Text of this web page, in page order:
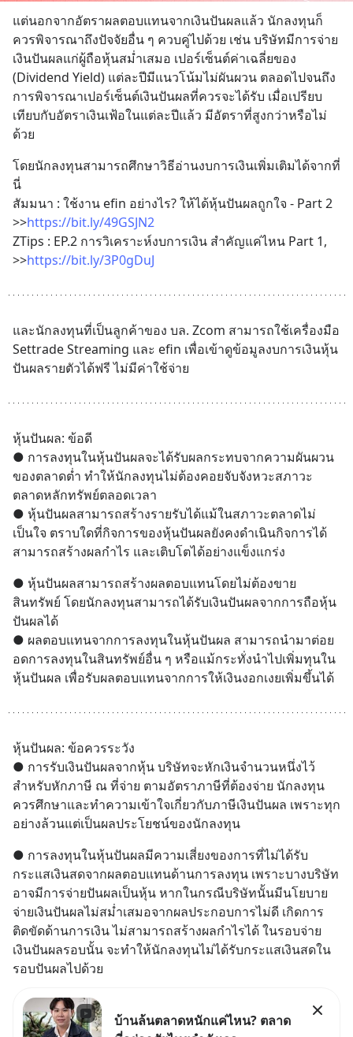
แต่นอกจากอัตราผลตอบแทนจากเงินปันผลแล้ว นักลงทุนก็
ควรพิจารณาถึงปัจจัยอื่น ๆ ควบคู่ไปด้วย เช่น บริษัทมีการจ่าย
เงินปันผลแก่ผู้ถือหุ้นสม่ำเสมอ เปอร์เซ็นต์ค่าเฉลี่ยของ
(Dividend Yield) แต่ละปีมีแนวโน้มไม่ผันผวน ตลอดไปจนถึง
การพิจารณาเปอร์เซ็นต์เงินปันผลที่ควรจะได้รับ เมื่อเปรียบ
เทียบกับอัตราเงินเฟ้อในแต่ละปีแล้ว มีอัตราที่สูงกว่าหรือไม่
ด้วย
โดยนักลงทุนสามารถศึกษาวิธีอ่านงบการเงินเพิ่มเติมได้จากที่
นี่
สัมมนา : ใช้งาน efin อย่างไร? ให้ได้หุ้นปันผลถูกใจ - Part 2
>>https://bit.ly/49GSJN2
ZTips : EP.2 การวิเคราะห์งบการเงิน สำคัญแค่ไหน Part 1,
>>https://bit.ly/3P0gDuJ
และนักลงทุนที่เป็นลูกค้าของ บล. Zcom สามารถใช้เครื่องมือ
Settrade Streaming และ efin เพื่อเข้าดูข้อมูลงบการเงินหุ้น
ปันผลรายตัวได้ฟรี ไม่มีค่าใช้จ่าย
หุ้นปันผล: ข้อดี
● การลงทุนในหุ้นปันผลจะได้รับผลกระทบจากความผันผวน
ของตลาดต่ำ ทำให้นักลงทุนไม่ต้องคอยจับจังหวะสภาวะ
ตลาดหลักทรัพย์ตลอดเวลา
● หุ้นปันผลสามารถสร้างรายรับได้แม้ในสภาวะตลาดไม่
เป็นใจ ตราบใดที่กิจการของหุ้นปันผลยังคงดำเนินกิจการได้
สามารถสร้างผลกำไร และเติบโตได้อย่างแข็งแกร่ง
● หุ้นปันผลสามารถสร้างผลตอบแทนโดยไม่ต้องขาย
สินทรัพย์ โดยนักลงทุนสามารถได้รับเงินปันผลจากการถือหุ้น
ปันผลได้
● ผลตอบแทนจากการลงทุนในหุ้นปันผล สามารถนำมาต่อย
อดการลงทุนในสินทรัพย์อื่น ๆ หรือแม้กระทั่งนำไปเพิ่มทุนใน
หุ้นปันผล เพื่อรับผลตอบแทนจากการให้เงินงอกเงยเพิ่มขึ้นได้
หุ้นปันผล: ข้อควรระวัง
● การรับเงินปันผลจากหุ้น บริษัทจะหักเงินจำนวนหนึ่งไว้
สำหรับหักภาษี ณ ที่จ่าย ตามอัตราภาษีที่ต้องจ่าย นักลงทุน
ควรศึกษาและทำความเข้าใจเกี่ยวกับภาษีเงินปันผล เพราะทุก
อย่างล้วนแต่เป็นผลประโยชน์ของนักลงทุน
● การลงทุนในหุ้นปันผลมีความเสี่ยงของการที่ไม่ได้รับ
กระแสเงินสดจากผลตอบแทนด้านการลงทุน เพราะบางบริษัท
อาจมีการจ่ายปันผลเป็นหุ้น หากในกรณีบริษัทนั้นมีนโยบาย
จ่ายเงินปันผลไม่สม่ำเสมอจากผลประกอบการไม่ดี เกิดการ
ติดขัดด้านการเงิน ไม่สามารถสร้างผลกำไรได้ ในรอบจ่าย
เงินปันผลรอบนั้น จะทำให้นักลงทุนไม่ได้รับกระแสเงินสดใน
รอบปันผลไปด้วย
บ้านล้นตลาดหนักแค่ไหน? ตลาด